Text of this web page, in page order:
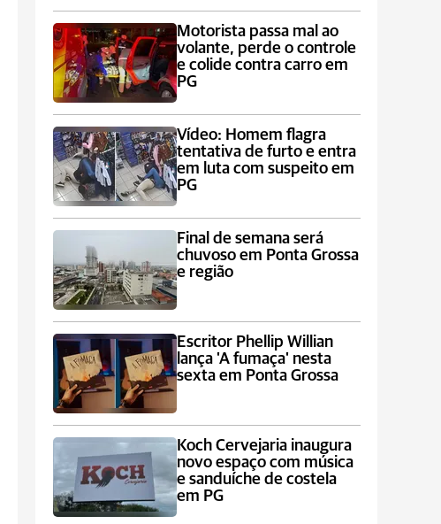
Motorista passa mal ao
volante, perde o controle
e colide contra carro em
PG
Vídeo: Homem flagra
tentativa de furto e entra
em luta com suspeito em
PG
Final de semana será
chuvoso em Ponta Grossa
e região
Escritor Phellip Willian
lança 'A fumaça' nesta
sexta em Ponta Grossa
Koch Cervejaria inaugura
novo espaço com música
e sanduíche de costela
em PG